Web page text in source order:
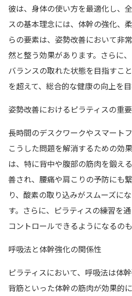
彼は、身体の使い方を最適化し、
スの基本理念には、体幹の強化、
らの要素は、姿勢改善において非
然と整う効果があります。さらに
バランスの取れた状態を目指すこ
を超えて、総合的な健康の向上を目
姿勢改善におけるピラティスの重
長時間のデスクワークやスマート
こうした問題を解消するための効
は、特に背中や腹部の筋肉を鍛え
善され、腰痛や肩こりの予防にも
り、酸素の取り込みがスムーズに
す。さらに、ピラティスの練習を
コントロールできるようになるの
呼吸法と体幹強化の関係性
ピラティスにおいて、呼吸法は体
背筋といった体幹の筋肉が効果的